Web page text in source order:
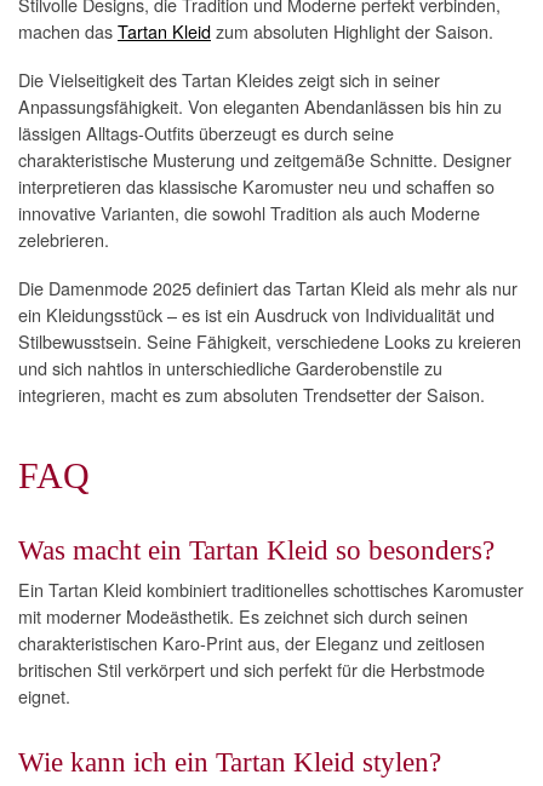
machen dasTartan Kleidzum absoluten Highlight der Saison.
Die Vielseitigkeit des Tartan Kleides zeigt sich in seiner
Anpassungsfähigkeit. Von eleganten Abendanlässen bis hin zu
lässigen Alltags-Outfits überzeugt es durch seine
charakteristische Musterung und zeitgemäße Schnitte. Designer
interpretieren das klassische Karomuster neu und schaffen so
innovative Varianten, die sowohl Tradition als auch Moderne
zelebrieren.
Die Damenmode 2025 definiert das Tartan Kleid als mehr als nur
ein Kleidungsstück – es ist ein Ausdruck von Individualität und
Stilbewusstsein. Seine Fähigkeit, verschiedene Looks zu kreieren
und sich nahtlos in unterschiedliche Garderobenstile zu
integrieren, macht es zum absoluten Trendsetter der Saison.
FAQ
Was macht ein Tartan Kleid so besonders?
Ein Tartan Kleid kombiniert traditionelles schottisches Karomuster
mit moderner Modeästhetik. Es zeichnet sich durch seinen
charakteristischen Karo-Print aus, der Eleganz und zeitlosen
britischen Stil verkörpert und sich perfekt für die Herbstmode
eignet.
Wie kann ich ein Tartan Kleid stylen?